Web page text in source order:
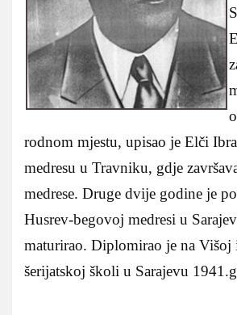
rodnom mjestu, upisao je Elči
medresu u Travniku, gdje
medrese. Druge dvije godine je
Husrev-begovoj medresi u
maturirao. Diplomirao je na Višoj
šerijatskoj školi u Sarajevu